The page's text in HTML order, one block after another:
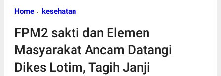
Home kesehatan
FPM2 sakti dan Elemen
Masyarakat Ancam Datangi
Dikes Lotim, Tagih Janji